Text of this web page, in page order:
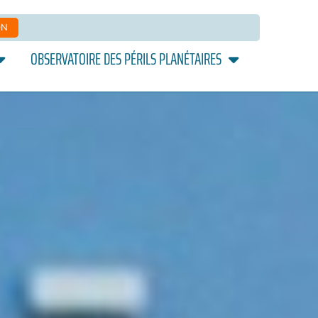
OBSERVATOIRE DES PÉRILS PLANÉTAIRES